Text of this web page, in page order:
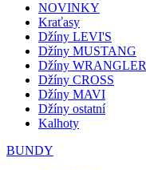
NOVINKY
Kraťasy
Džíny LEVI'S
Džíny MUSTANG
Džíny WRANGLER
Džíny CROSS
Džíny MAVI
Džíny ostatní
Kalhoty
BUNDY